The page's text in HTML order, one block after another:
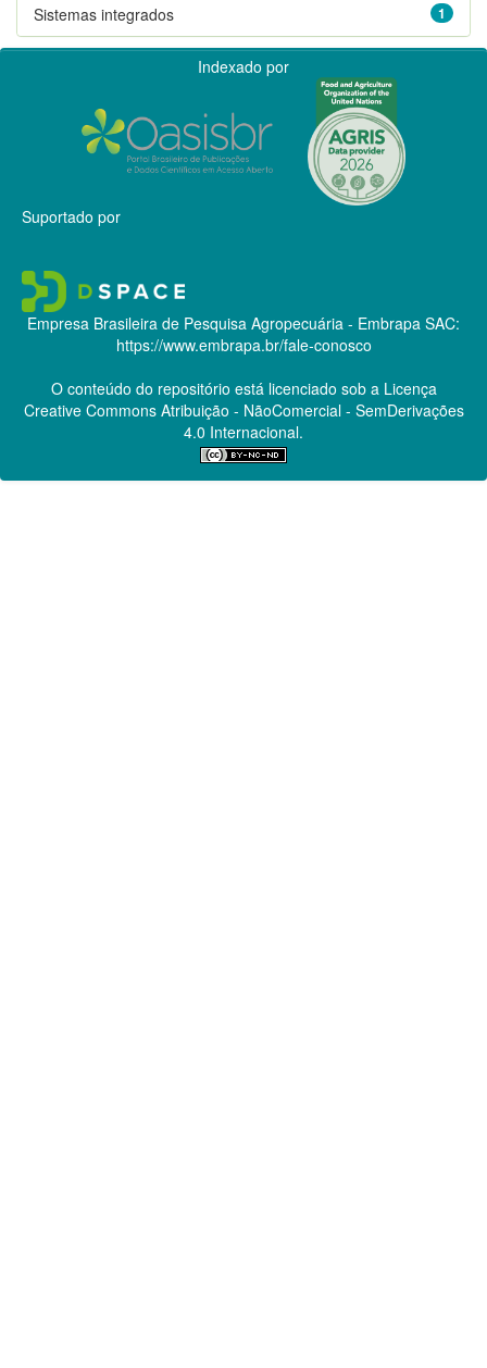
1
Sistemas integrados
Indexado por
Suportado por
Empresa Brasileira de Pesquisa Agropecuária - Embrapa SAC:
https://www.embrapa.br/fale-conosco
O conteúdo do repositório está licenciado sob a Licença
Creative CommonsAtribuição - NãoComercial - SemDerivações
4.0 Internacional.